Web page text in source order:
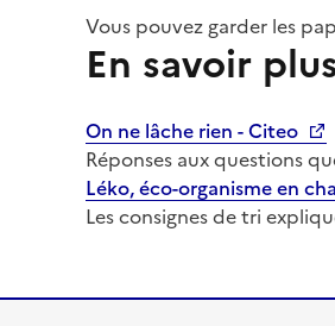
Vous pouvez garder les
En savoir
On ne lâche rien - Citeo
Réponses aux questions
Léko, éco-organisme en
Les consignes de tri